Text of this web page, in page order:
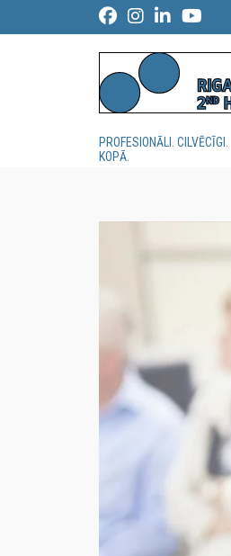
PROFESIONĀLI. CILVĒCĪGI.
KOPĀ.